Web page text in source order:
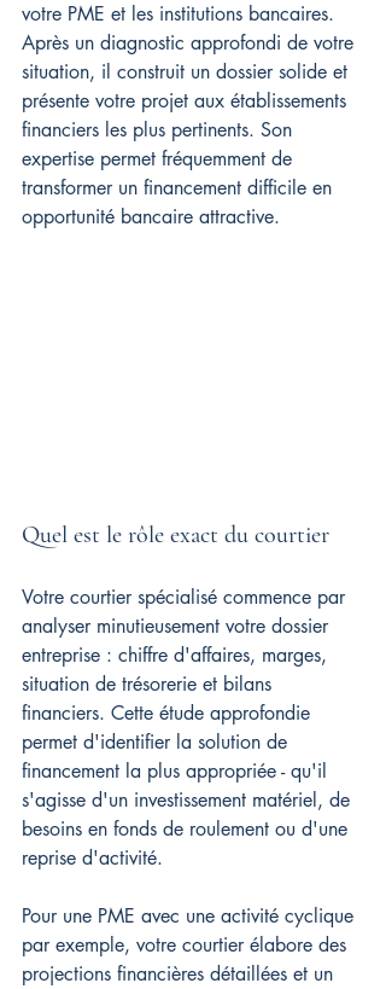
votre PME et les institutions bancaires.
Après un diagnostic approfondi de votre
situation, il construit un dossier solide et
présente votre projet aux établissements
financiers les plus pertinents. Son
expertise permet fréquemment de
transformer un financement difficile en
opportunité bancaire attractive.
Quel est le rôle exact du courtier
Votre courtier spécialisé commence par
analyser minutieusement votre dossier
entreprise : chiffre d'affaires, marges,
situation de trésorerie et bilans
financiers. Cette étude approfondie
permet d'identifier la solution de
financement la plus appropriée - qu'il
s'agisse d'un investissement matériel, de
besoins en fonds de roulement ou d'une
reprise d'activité.
Pour une PME avec une activité cyclique
par exemple, votre courtier élabore des
projections financières détaillées et un